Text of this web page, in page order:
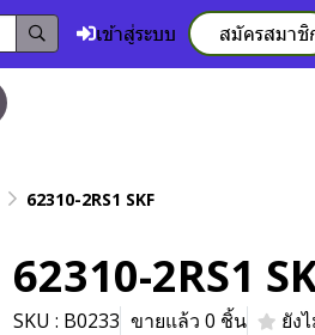
เข้าสู่ระบบ สมัครสมาชิ
62310-2RS1 SKF
62310-2RS1
SKU : B0233 ขายแล้ว 0 ชิ้น ยัง